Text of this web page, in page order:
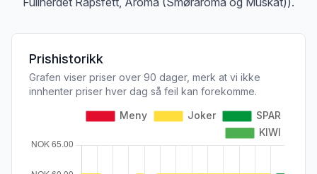
Prishistorikk
Grafen viser priser over 90 dager, merk at vi ikke
innhenter priser hver dag så feil kan forekomme.